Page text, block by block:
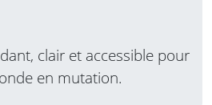
clair et accessible pour
en mutation.